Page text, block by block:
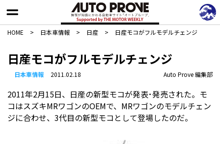
HOME > 日本車情報​ > 日産 > 日産モコがフルモデルチェンジ
日産モコがフルモデルチェンジ
日本車情報​ 2011.02.18 Auto Prove 編集部
2011年2月15日、日産の新型モコが発表･発売された。モ
コはスズキMRワゴンのOEMで、MRワゴンのモデルチェン
ジに合わせ、3代目の新型モコとして登場したのだ。